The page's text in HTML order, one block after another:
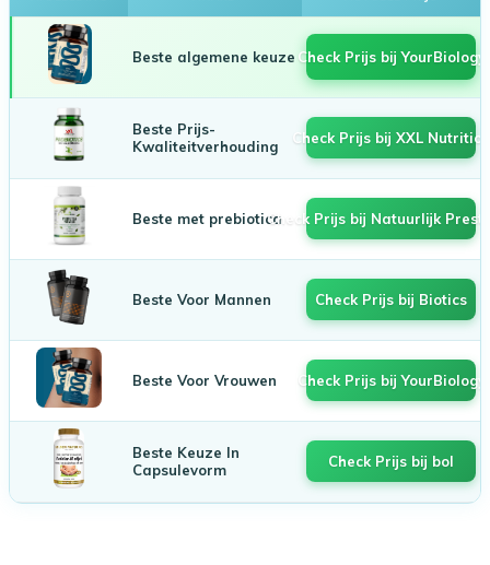
Beste algemene keuze Check Prijs bij YourBiology
Beste Prijs-
Kwaliteitverhouding
Check Prijs bij XXL Nutrition
Beste met prebioticaCheck Prijs bij Natuurlijk
Beste Voor Mannen Check Prijs bij Biotics
Beste Voor Vrouwen Check Prijs bij YourBiology
Beste Keuze In
Capsulevorm
Check Prijs bij bol